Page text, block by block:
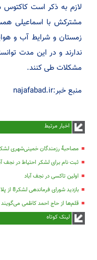
لازم به ذکر است
مشترکش با اسماعیلی
زمستان و شرایط آب و
ندارند و در این مدت
مشکلات طی کنند.
منبع خبر:najafabad.ir
اخبار مرتبط
مصاحبۀ رزمندگان خمینی‌شهری لشکر8 در
ثبت نام برای لشکر احتیاط در نجف
اولین تاکسی در نجف آباد
بازدید شورای فرماندهی لشکر8 از پلاژهای چادگان در سال79+فیلم
قلم‌ها از حاج احمد کاظمی می‌گویند
لینک کوتاه